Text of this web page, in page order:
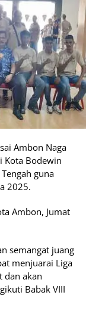
Ambon Naga
Kota Bodewin
guna
2025.
Ambon, Jumat
semangat juang
menjuarai Liga
dan akan
Babak VIII